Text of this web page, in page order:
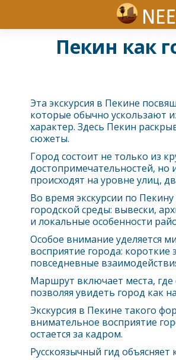
Пекин как
Эта экскурсия в Пекине
которые обычно ускользают
характер. Здесь Пекин
сюжеты.
Город состоит не только из
достопримечательностей, но
происходят на уровне улиц,
Во время экскурсии по Пекин
городской среды: вывески,
и локальные особенности
Особое внимание уделяется
восприятие города:
повседневные
Маршрут включает места,
позволяя увидеть город как
Экскурсия в Пекине такого
внимательное восприятие
остается за кадром.
Русскоязычный гид